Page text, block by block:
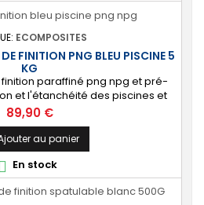
ECOMPOSITES
FINITION PNG BLEU PISCINE 5
KG
paraffiné png npg et pré-
et l'étanchéité des piscines et
une couche extérieure lisse
[Étanche] : Étanchéifie votre
fibre de verre. Livré avec son
PMEC 10 cl
Prix
89,90 €
au panier
 En stock